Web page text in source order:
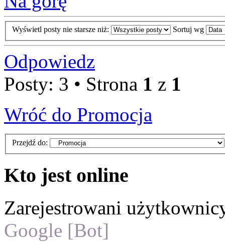
Wyświetl posty nie starsze niż: Sortuj wg
Odpowiedz
Posty: 3 • Strona 1 z 1
Wróć do Promocja
Przejdź do:
Kto jest online
Zarejestrowani
Google [Bot]